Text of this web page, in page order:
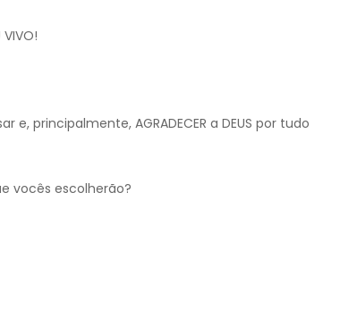
principalmente, AGRADECER a DEUS por tudo
vocês escolherão?